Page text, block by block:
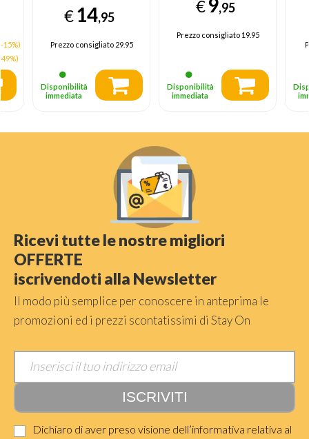
15%)
€14,95
Prezzo consigliato29.95
Disponibilità
immediata
€9,95
Prezzo consigliato19.95
Disponibilità
immediata
Ricevi tutte le nostre migliori
OFFERTE
iscrivendoti alla Newsletter
Il modo più semplice per conoscere in anteprima le
promozioni ed i prezzi scontatissimi di Stay On
Dichiaro di aver preso visione dell’informativa relativa al